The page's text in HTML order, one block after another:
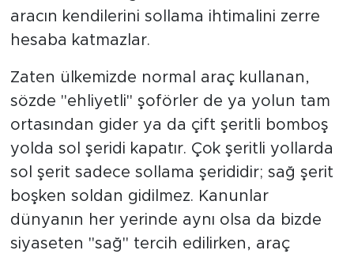
aracın kendilerini sollama ihtimalini zerre
hesaba katmazlar.
Zaten ülkemizde normal araç kullanan,
sözde "ehliyetli" şoförler de ya yolun tam
ortasından gider ya da çift şeritli bomboş
yolda sol şeridi kapatır. Çok şeritli yollarda
sol şerit sadece sollama şerididir; sağ şerit
boşken soldan gidilmez. Kanunlar
dünyanın her yerinde aynı olsa da bizde
siyaseten "sağ" tercih edilirken, araç